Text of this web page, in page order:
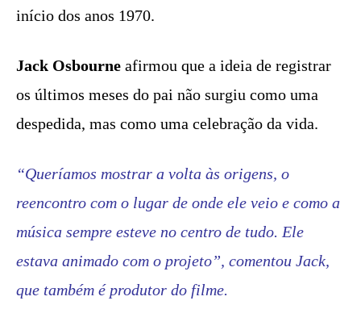
início dos anos 1970.
Jack Osbourne afirmou que a ideia de registrar
os últimos meses do pai não surgiu como uma
despedida, mas como uma celebração da vida.
“Queríamos mostrar a volta às origens, o
reencontro com o lugar de onde ele veio e como a
música sempre esteve no centro de tudo. Ele
estava animado com o projeto”, comentou Jack,
que também é produtor do filme.